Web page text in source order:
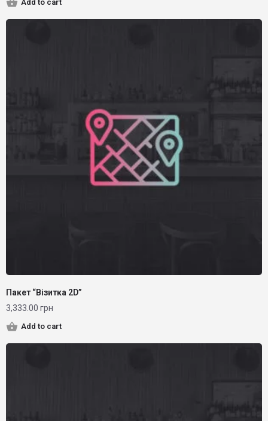
Add to cart
Пакет “Візитка 2D”
3,333.00 грн
Add to cart